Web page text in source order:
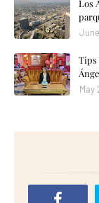
Los
Tips
May